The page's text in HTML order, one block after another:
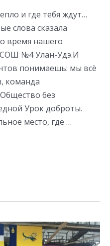
и где тебя ждут…
слова сказала
время нашего
СОШ №4 Улан-Удэ.И
понимаешь: мы всё
команда
без
Урок доброты.
место, где …